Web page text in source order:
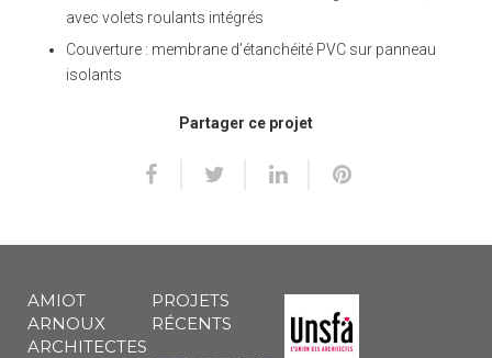
avec volets roulants intégrés
Couverture : membrane d’étanchéité PVC sur panneau
isolants
Partager ce projet
AMIOT
ARNOUX
ARCHITECTES
PROJETS
RÉCENTS